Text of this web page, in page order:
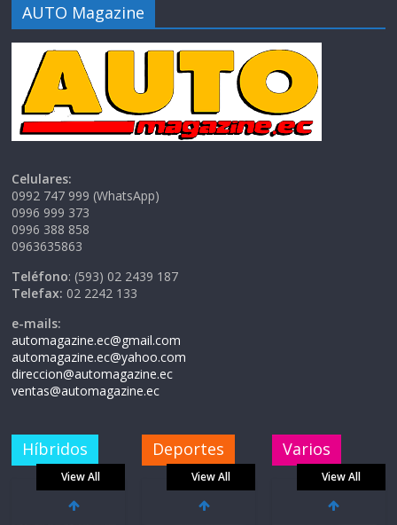
AUTO Magazine
Celulares:
0992 747 999 (WhatsApp)
0996 999 373
0996 388 858
0963635863
Teléfono: (593) 02 2439 187
Telefax: 02 2242 133
e-mails:
automagazine.ec@gmail.com
automagazine.ec@yahoo.com
direccion@automagazine.ec
ventas@automagazine.ec
Híbridos
View All
Deportes
View All
Varios
View All